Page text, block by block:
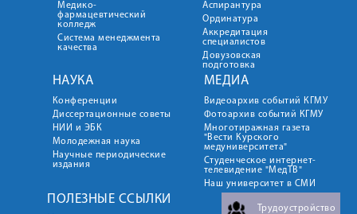
Медико-
фармацевтический
колледж
Система менеджмента
качества
Аспирантура
Ординатура
Аккредитация
специалистов
Довузовская
подготовка
НАУКА
Конференции
Диссертационные советы
НИИ и ЭБК
Молодежная наука
Научные периодические
издания
МЕДИА
Видеоархив событий КГМУ
Фотоархив событий КГМУ
Многотиражная газета
"Вести Курского
медуниверситета"
Студенческое интернет-
телевидение "МедТВ"
Наш университет в СМИ
ПОЛЕЗНЫЕ ССЫЛКИ
Трудоустройство